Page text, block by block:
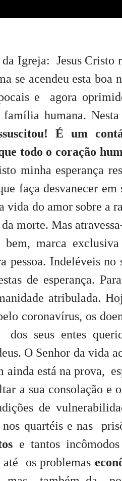
Igreja: Jesus Cristo
se acendeu esta boa
e agora
humana.
É um
todo o coração
minha esperança
faça desvanecer em
vida do amor sobre a
morte. Mas
marca
pessoa. Indeléveis
de esperança.
atribulada.
coronavírus, os
seus entes
O Senhor da vida
está na prova,
a sua consolação e
de
quartéis e nas
e tantos
até os problemas